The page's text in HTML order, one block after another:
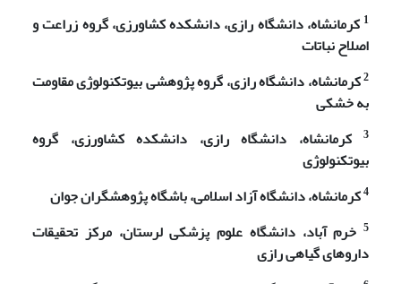
1 کرمانشاه، دانشگاه رازی، دانشکده کشاورزی، گروه زراعت و
اصلاح نباتات
2کرمانشاه، دانشگاه رازی، گروه پژوهشی بیوتکنولوژی مقاومت
به خشکی
3 کرمانشاه، دانشگاه رازی، دانشکده کشاورزی، گروه
بیوتکنولوژی
4کرمانشاه، دانشگاه آزاد اسلامی، باشگاه پژوهشگران جوان
5 خرم آباد، دانشگاه علوم پزشکی لرستان، مرکز تحقیقات
داروهای گیاهی رازی